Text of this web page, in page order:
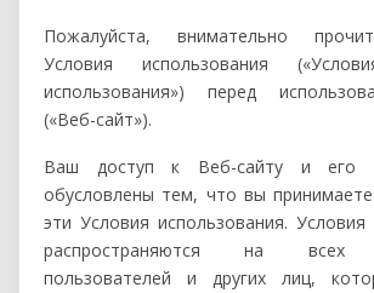
Пожалуйста, внимательно
Условия использования
использования») перед
(«Веб-сайт»).
Ваш доступ к Веб-сайту и его
обусловлены тем, что вы
эти Условия использования. Условия
распространяются на всех
пользователей и других лиц,